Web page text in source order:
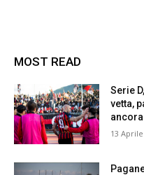
MOST READ
Serie
vetta,
13